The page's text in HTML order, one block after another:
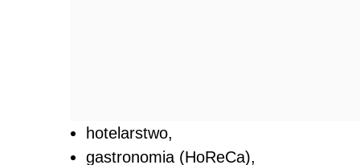
hotelarstwo,
gastronomia (HoReCa),